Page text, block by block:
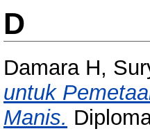
D
Damara H,
untuk
Manis.